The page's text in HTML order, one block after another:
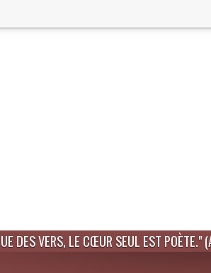
DES VERS, LE CŒUR SEUL EST POÈTE."